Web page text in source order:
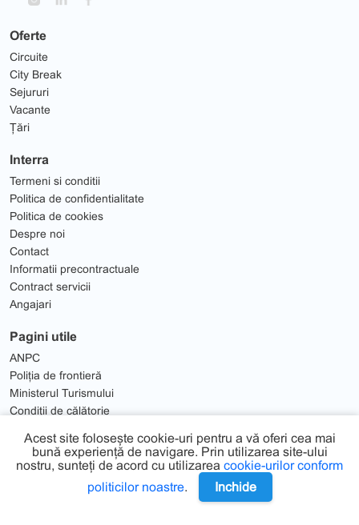
Oferte
Circuite
City Break
Sejururi
Vacante
Țări
Interra
Termeni si conditii
Politica de confidentialitate
Politica de cookies
Despre noi
Contact
Informatii precontractuale
Contract servicii
Angajari
Pagini utile
ANPC
Poliția de frontieră
Ministerul Turismului
Condiții de călătorie
Acest site folosește cookie-uri pentru a vă oferi cea mai
bună experiență de navigare. Prin utilizarea site-ului
nostru, sunteți de acord cu utilizarea cookie-urilor conform
politicilor noastre. Inchide